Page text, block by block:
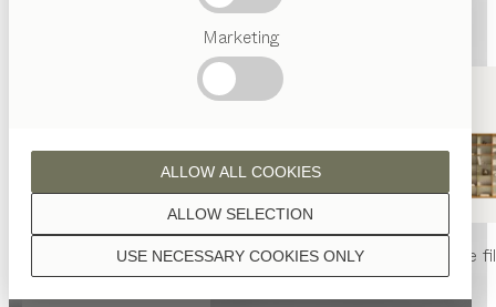
Marketing
USE NECESSARY COOKIES ONLY
ALLOW SELECTION
ALLOW ALL COOKIES
tablenya chaisenya rayonnage